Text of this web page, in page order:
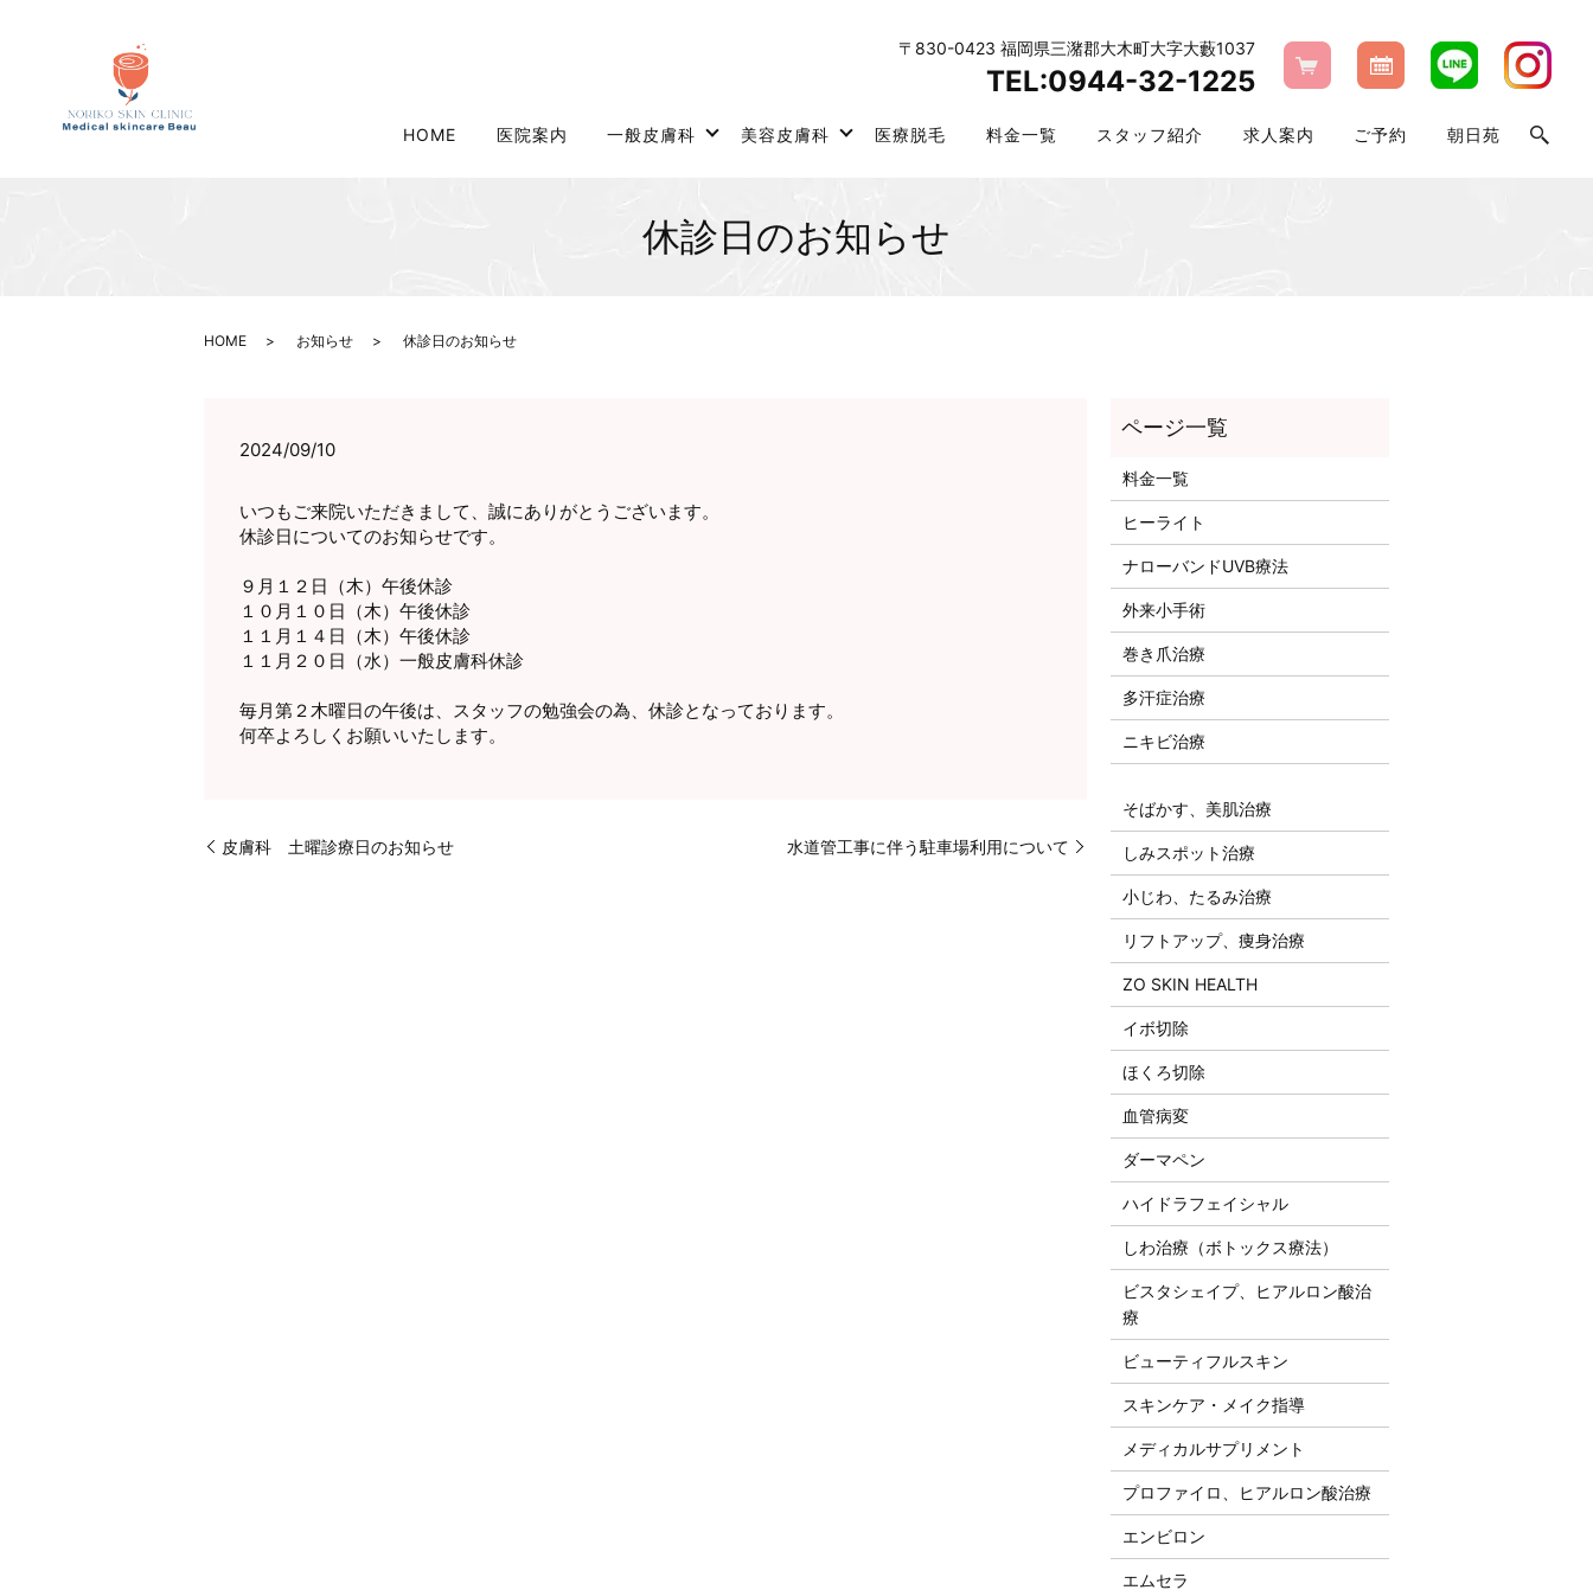
HOME 医院案内 一般皮膚科 美容皮膚科 医療脱毛 料金一覧 スタッフ紹介 求人案内 ご予約 朝日苑
〒830-0423 福岡県三潴郡大木町大字大藪1037
TEL:0944-32-1225
休診日のお知らせ
HOME お知らせ 休診日のお知らせ
2024/09/10
いつもご来院いただきまして、誠にありがとうございます。
休診日についてのお知らせです。
９月１２日（木）午後休診
１０月１０日（木）午後休診
１１月１４日（木）午後休診
１１月２０日（水）一般皮膚科休診
毎月第２木曜日の午後は、スタッフの勉強会の為、休診となっております。
何卒よろしくお願いいたします。
皮膚科 土曜診療日のお知らせ 水道管工事に伴う駐車場利用について
料金一覧
ヒーライト
ナローバンドUVB療法
外来小手術
巻き爪治療
多汗症治療
ニキビ治療
そばかす、美肌治療
しみスポット治療
小じわ、たるみ治療
リフトアップ、痩身治療
ZO SKIN HEALTH
イボ切除
ほくろ切除
血管病変
ダーマペン
ハイドラフェイシャル
しわ治療（ボトックス療法）
ビスタシェイプ、ヒアルロン酸治
療
ビューティフルスキン
スキンケア・メイク指導
メディカルサプリメント
プロファイロ、ヒアルロン酸治療
エンビロン
エムセラ